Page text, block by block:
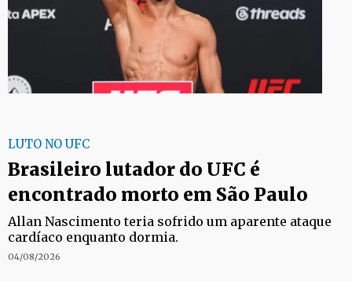
LUTO NO UFC
Brasileiro lutador do UFC é
encontrado morto em São Paulo
Allan Nascimento teria sofrido um aparente ataque
cardíaco enquanto dormia.
04/08/2026